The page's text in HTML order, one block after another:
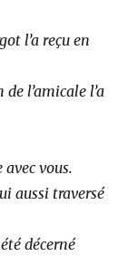
l’a reçu en
l’amicale l’a
avec vous.
aussi traversé
décerné